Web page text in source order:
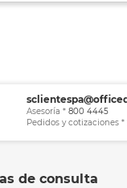
Asesoría * 800 4445
Pedidos y cotizaciones *
de consulta